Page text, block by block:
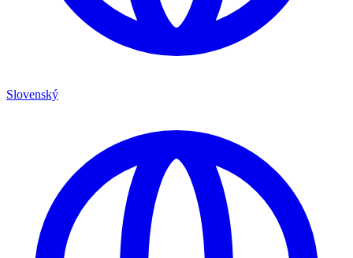
Slovenský